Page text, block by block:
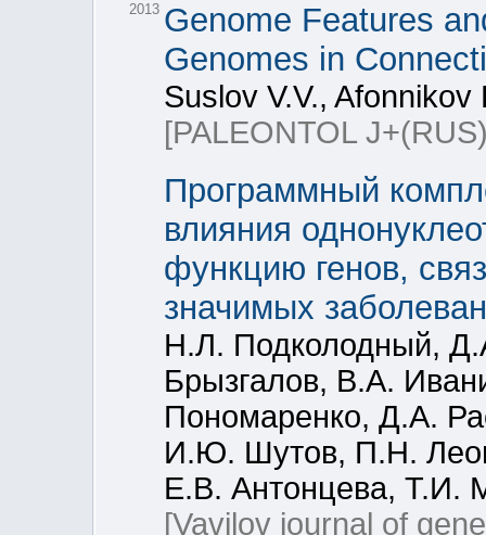
2013 Genome Features
Genomes in
Suslov V.V.,
[PALEONTOL
Программный
влияния
функцию генов,
значимых
Н.Л. Подколодный,
Брызгалов, В.А.
Пономаренко, Д.А.
И.Ю. Шутов, П.Н.
Е.В. Антонцева, Т.И.
[Vavilov journal of